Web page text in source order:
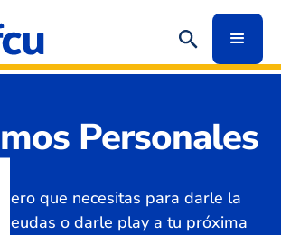
Personales
que necesitas para darle la
o darle play a tu próxima